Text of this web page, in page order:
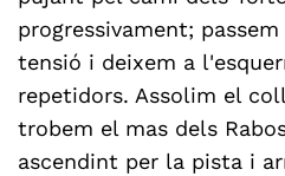
progressivament;
tensió i deixem a
repetidors. Assolim el
trobem el mas dels
ascendint per la pista i